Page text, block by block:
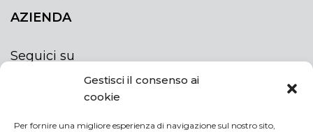
Gestisci il consenso ai
cookie
Per fornire una migliore esperienza di navigazione sul nostro sito,
AZIENDA
Seguici su